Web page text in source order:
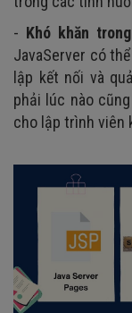
- Khó khăn
JavaServer có
lập kết nối và
phải lúc nào
cho lập trình viên